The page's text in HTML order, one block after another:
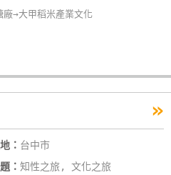
廠→大甲稻米產業文化
»
： 台中市
： 知性之旅, 文化之旅